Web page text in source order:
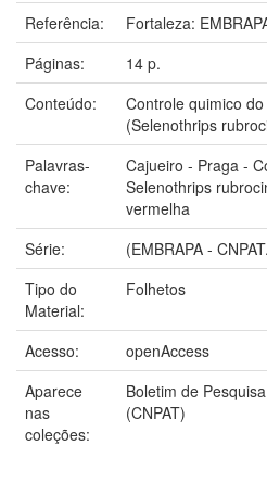
Referência:
Fortaleza:
Páginas:
14 p.
Conteúdo:
Controle quimico
(Selenothrips
Palavras-
chave:
Cajueiro - Praga -
Selenothrips
vermelha
Série:
(EMBRAPA -
Tipo do
Material:
Folhetos
Acesso:
openAccess
Aparece
nas
coleções:
Boletim de
(CNPAT)